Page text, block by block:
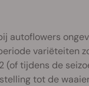
autoflowers
variëteiten
(of tijdens de
tot de